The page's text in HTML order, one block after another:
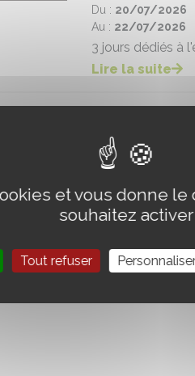
Du : 20/07/2026
Au : 22/07/2026
3 jours dédiés à
Lire la suite
et vous donne
souhaitez activer
Tout refuser